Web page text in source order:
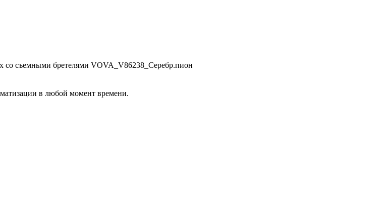
со съемными бретелями VOVA_V86238_Серебр.пион
в любой момент времени.